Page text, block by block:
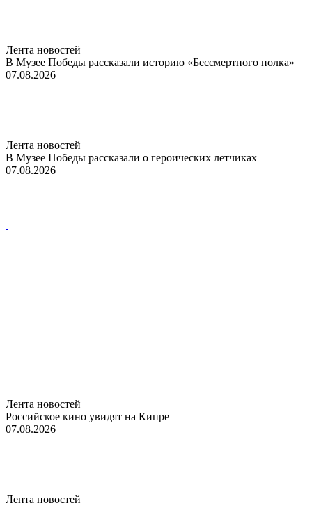
Лента новостей
В Музее Победы рассказали историю «Бессмертного полка»
07.08.2026
Лента новостей
В Музее Победы рассказали о героических летчиках
07.08.2026
Лента новостей
Российское кино увидят на Кипре
07.08.2026
Лента новостей